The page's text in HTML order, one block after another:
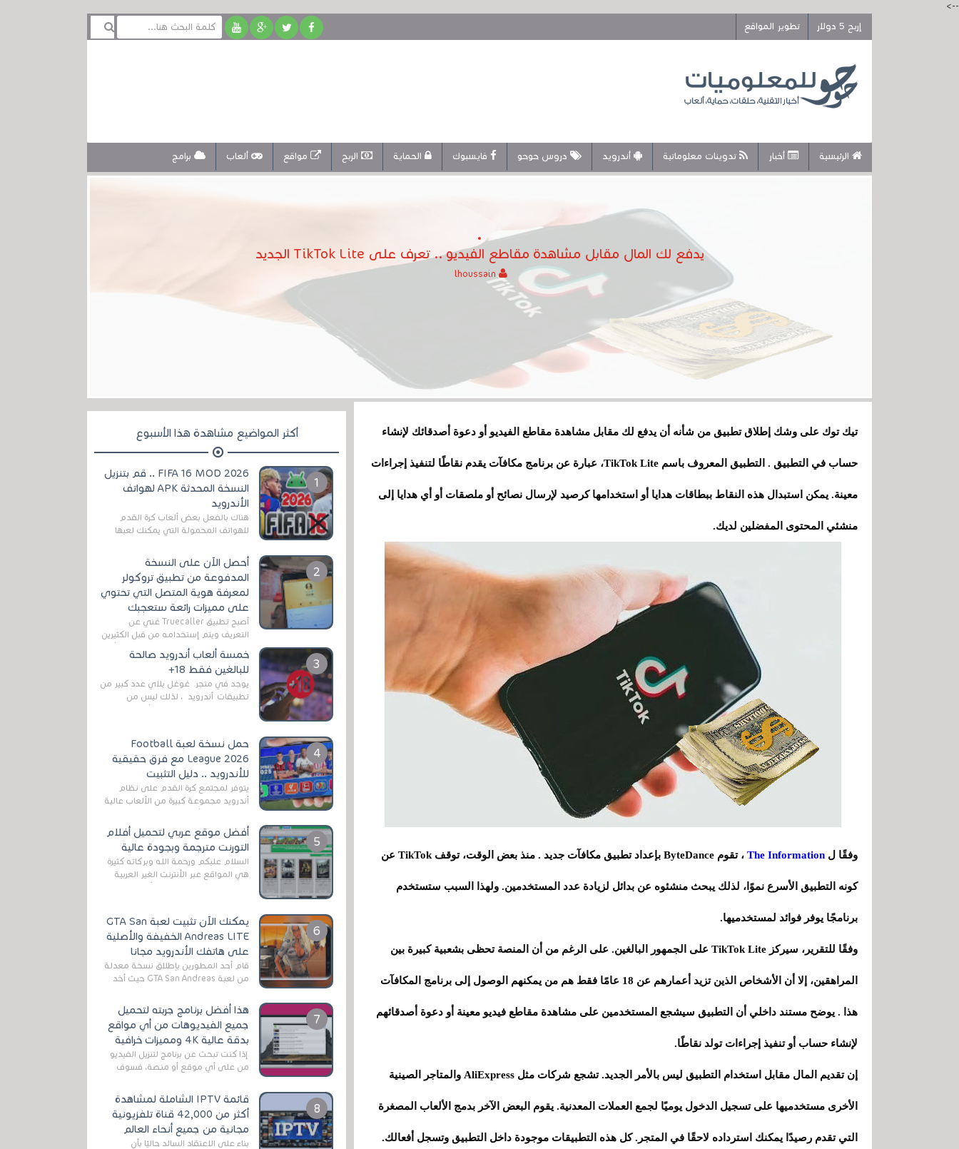
-->
إربح 5 دولار
تطوير المواقع
الرئيسية أخبار تدوينات معلوماتية أندرويد دروس حوحو فايسبوك الحماية الربح مواقع ألعاب برامج
يدفع لك المال مقابل مشاهدة مقاطع الفيديو .. تعرف على TikTok Lite الجديد
lhoussain
تيك توك على وشك إطلاق تطبيق من شأنه أن يدفع لك مقابل مشاهدة مقاطع الفيديو أو دعوة أصدقائك لإنشاء
حساب في التطبيق . التطبيق المعروف باسم TikTok Lite، عبارة عن برنامج مكافآت يقدم نقاطًا لتنفيذ إجراءات
معينة. يمكن استبدال هذه النقاط ببطاقات هدايا أو استخدامها كرصيد لإرسال نصائح أو ملصقات أو أي هدايا إلى
منشئي المحتوى المفضلين لديك.
وفقًا ل The Information ، تقوم ByteDance بإعداد تطبيق مكافآت جديد . منذ بعض الوقت، توقف TikTok عن
كونه التطبيق الأسرع نموًا، لذلك يبحث منشئوه عن بدائل لزيادة عدد المستخدمين. ولهذا السبب ستستخدم
برنامجًا يوفر فوائد لمستخدميها.
وفقًا للتقرير، سيركز TikTok Lite على الجمهور البالغين. على الرغم من أن المنصة تحظى بشعبية كبيرة بين
المراهقين، إلا أن الأشخاص الذين تزيد أعمارهم عن 18 عامًا فقط هم من يمكنهم الوصول إلى برنامج المكافآت
هذا . يوضح مستند داخلي أن التطبيق سيشجع المستخدمين على مشاهدة مقاطع فيديو معينة أو دعوة أصدقائهم
لإنشاء حساب أو تنفيذ إجراءات تولد نقاطًا.
إن تقديم المال مقابل استخدام التطبيق ليس بالأمر الجديد. تشجع شركات مثل AliExpress والمتاجر الصينية
الأخرى مستخدميها على تسجيل الدخول يوميًا لجمع العملات المعدنية. يقوم البعض الآخر بدمج الألعاب المصغرة
التي تقدم رصيدًا يمكنك استرداده لاحقًا في المتجر. كل هذه التطبيقات موجودة داخل التطبيق وتسجل أفعالك.
أكثر المواضيع مشاهدة هذا الأسبوع
FIFA 16 MOD 2026 .. قم بتنزيل
النسخة المحدثة APK لهواتف
الأندرويد
هناك بالفعل بعض ألعاب كرة القدم
للهواتف المحمولة التي يمكنك لعبها
مثل EA Sports ...
أحصل الآن على النسخة
المدفوعة من تطبيق تروكولر
لمعرفة هوية المتصل التي تحتوي
على مميزات رائعة ستعجبك
أصبح تطبيق Truecaller غني عن
التعريف ويتم إستخدامه من قبل الكثيرين
رغم المخاطر المتعلقه به وذلك من أجل
التخلص من المضايقات الكثيرة في
العال...
خمسة ألعاب أندرويد صالحة
للبالغين فقط 18+
يوجد في متجر غوغل بلاي عدد كبير من
تطبيقات أندرويد ، لذلك ليس من
حمل نسخة لعبة Football
League 2026 مع فرق حقيقية
للأندرويد .. دليل التثبيت
يتوفر لمجتمع كرة القدم على نظام
أندرويد مجموعة كبيرة من الألعاب عالية
Sports FC 26 (المعروفة سابقًا باسم ...
أفضل موقع عربي لتحميل أفلام
التورنت مترجمة وبجودة عالية
السلام عليكم ورحمة الله وبركاته كثيرة
هي المواقع عبر الأنترنت الغير العربية
يمكنك الآن تثبيت لعبة GTA San
Andreas LITE الخفيفة والأصلية
على هاتفك الأندرويد مجانا
قام أحد المطورين بإطلاق نسخة معدلة
من لعبة GTA San Andreas حيث أخد
وق...
هذا أفضل برنامج جربته لتحميل
جميع الفيديوهات من أي مواقع
بدقة عالية 4K ومميزات خرافية
إذا كنت تبحث عن برنامج لتنزيل الفيديو
من على أي موقع أو منصة، فسوف
الخاصة بالبرامج والتطبيقات في هذا
المج...
قائمة IPTV الشاملة لمشاهدة
أكثر من 42,000 قناة تلفزيونية
مجانية من جميع أنحاء العالم
بناءً على الاعتقاد السائد حاليًا بأن